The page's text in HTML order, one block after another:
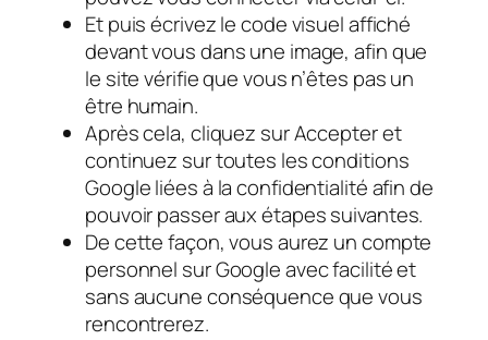
Et puis écrivez le code visuel affiché
devant vous dans une image, afin que
le site vérifie que vous n’êtes pas un
être humain.
Après cela, cliquez sur Accepter et
continuez sur toutes les conditions
Google liées à la confidentialité afin de
pouvoir passer aux étapes suivantes.
De cette façon, vous aurez un compte
personnel sur Google avec facilité et
sans aucune conséquence que vous
rencontrerez.